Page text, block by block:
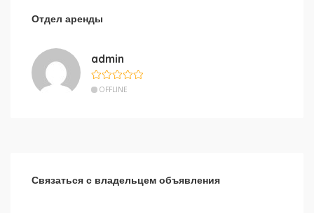
Отдел аренды
admin
OFFLINE
Связаться с владельцем объявления